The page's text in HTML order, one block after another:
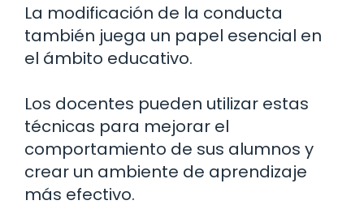
La modificación de la conducta
también juega un papel esencial en
el ámbito educativo.
Los docentes pueden utilizar estas
técnicas para mejorar el
comportamiento de sus alumnos y
crear un ambiente de aprendizaje
más efectivo.